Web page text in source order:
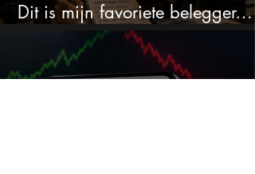
Dit is mijn favoriete belegger…
en het is niet Warren Buffett